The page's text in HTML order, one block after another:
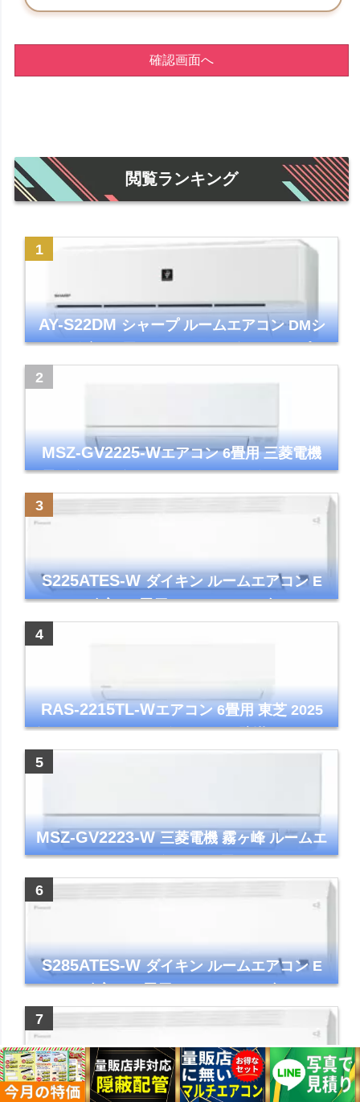
確認画面へ
閲覧ランキング
AY-S22DMシャープ ルームエアコン DMシ
リーズ 主に6畳 ホワイト 2024年モデル プラ
MSZ-GV2225-Wエアコン 6畳用 三菱電機
霧ヶ峰 2025年モデル GVシリーズ ピュアホ
ワイト 清潔 除湿 単相100V
S225ATES-Wダイキン ルームエアコン E
シリーズ 主に6畳用 ホワイト 2025年モデル
RAS-2215TL-Wエアコン 6畳用 東芝 2025
年モデル TLシリーズ ホワイト 壁掛け クーラ
MSZ-GV2223-W三菱電機 霧ヶ峰 ルームエ
アコン GVシリーズ おもに6畳用 ピュアホワ
イト 2023年モデル
S285ATES-Wダイキン ルームエアコン E
シリーズ 主に10畳用 ホワイト 2025年モデル
コンパクトモデル ストリーマ
S565ATEP-Wダイキン ルームエアコン E